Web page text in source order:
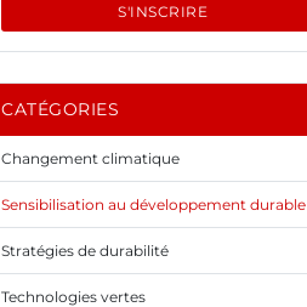
S'INSCRIRE
CATÉGORIES
Changement climatique
Sensibilisation au développement durable
Stratégies de durabilité
Technologies vertes